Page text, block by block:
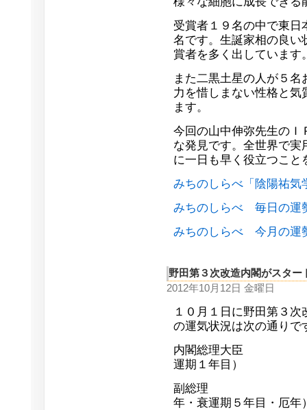
受賞者１９名の中で東
名です。生誕家相の良い
賞者を多く出しています
また二黒土星の人が５
力を惜しまない性格と
ます。
今回の山中伸弥先生のＩ
な発見です。全世界で
に一日も早く役立つこと
みちのしらべ「陰陽祐気
みちのしらべ 毎日の運
みちのしらべ 今月の運
野田第３次改造内閣がスター
2012年10月12日 金曜日
１０月１日に野田第３
の運気状況は次の通りで
内閣総理大臣 野
運期１年目）
副総理 岡田
年・衰運期５年目・厄年